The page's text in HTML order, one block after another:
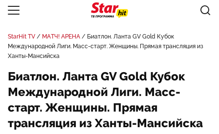
StarHit TV МАТЧ! АРЕНА
Биатлон. Ланта GV Gold Кубок
Международной Лиги. Масс-старт. Женщины. Прямая трансляция из
Ханты-Мансийска
Биатлон. Ланта GV Gold Кубок
Международной Лиги. Масс-
старт. Женщины. Прямая
трансляция из Ханты-Мансийска